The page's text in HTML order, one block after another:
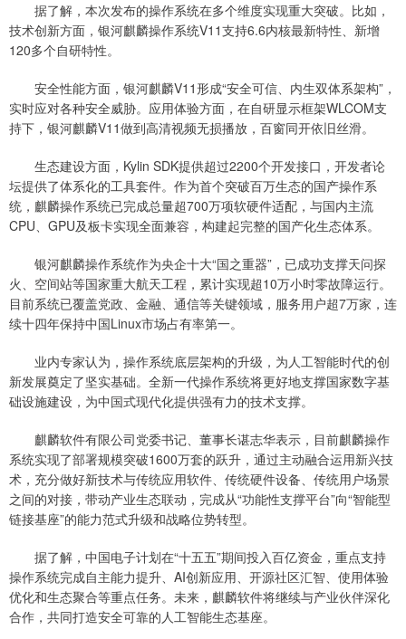
据了解，本次发布的操作系统在多个维度实现重大突破。比如，
技术创新方面，银河麒麟操作系统V11支持6.6内核最新特性、新增
120多个自研特性。
安全性能方面，银河麒麟V11形成“安全可信、内生双体系架构”，
实时应对各种安全威胁。应用体验方面，在自研显示框架WLCOM支
持下，银河麒麟V11做到高清视频无损播放，百窗同开依旧丝滑。
生态建设方面，Kylin SDK提供超过2200个开发接口，开发者论
坛提供了体系化的工具套件。作为首个突破百万生态的国产操作系
统，麒麟操作系统已完成总量超700万项软硬件适配，与国内主流
CPU、GPU及板卡实现全面兼容，构建起完整的国产化生态体系。
银河麒麟操作系统作为央企十大“国之重器”，已成功支撑天问探
火、空间站等国家重大航天工程，累计实现超10万小时零故障运行。
目前系统已覆盖党政、金融、通信等关键领域，服务用户超7万家，连
续十四年保持中国Linux市场占有率第一。
业内专家认为，操作系统底层架构的升级，为人工智能时代的创
新发展奠定了坚实基础。全新一代操作系统将更好地支撑国家数字基
础设施建设，为中国式现代化提供强有力的技术支撑。
麒麟软件有限公司党委书记、董事长谌志华表示，目前麒麟操作
系统实现了部署规模突破1600万套的跃升，通过主动融合运用新兴技
术，充分做好新技术与传统应用软件、传统硬件设备、传统用户场景
之间的对接，带动产业生态联动，完成从“功能性支撑平台”向“智能型
链接基座”的能力范式升级和战略位势转型。
据了解，中国电子计划在“十五五”期间投入百亿资金，重点支持
操作系统完成自主能力提升、AI创新应用、开源社区汇智、使用体验
优化和生态聚合等重点任务。未来，麒麟软件将继续与产业伙伴深化
合作，共同打造安全可靠的人工智能生态基座。